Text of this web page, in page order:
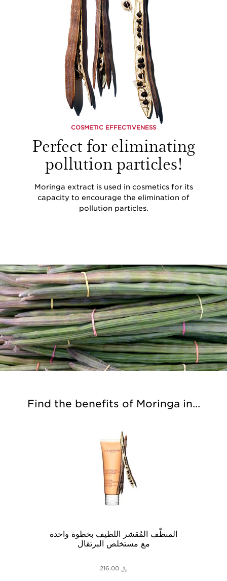
COSMETIC EFFECTIVENESS
Perfect for eliminating
pollution particles!
Moringa extract is used in cosmetics for its
capacity to encourage the elimination of
pollution particles.
Find the benefits of Moringa in...
المنظّف المُقشر اللطيف بخطوة واحدة
مع مستخلص البرتقال
216.00 ﷼